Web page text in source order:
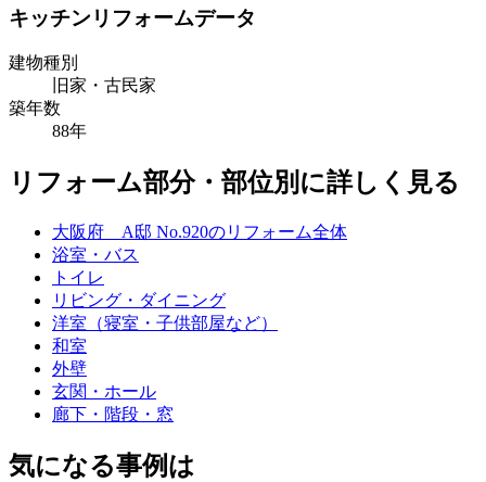
キッチンリフォームデータ
建物種別
旧家・古民家
築年数
88年
リフォーム部分・部位別に詳しく見る
大阪府 A邸 No.920のリフォーム全体
浴室・バス
トイレ
リビング・ダイニング
洋室（寝室・子供部屋など）
和室
外壁
玄関・ホール
廊下・階段・窓
気になる事例は